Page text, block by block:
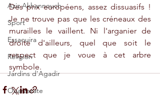
Aziz Akhannouch
Sport
Essaouira
Religion
Jardins d'Agadir
Ouarzazate
Des prix européens, assez dissuasifs !
Je ne trouve pas que les créneaux des
murailles le vaillent. Ni l'arganier de
droite d'ailleurs, quel que soit le
respect que je voue à cet arbre
symbole.